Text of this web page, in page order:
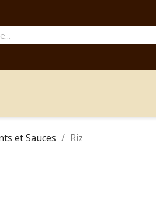
et Sauces Riz